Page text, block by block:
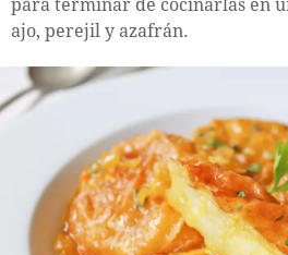
para terminar de cocinarlas en
ajo, perejil y azafrán.